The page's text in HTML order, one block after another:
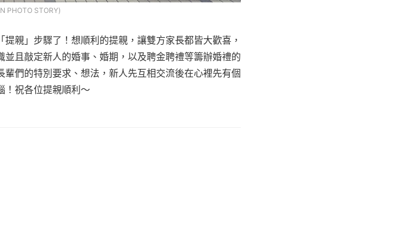
PHOTO STORY)
親」步驟了！想順利的提親，讓雙方家長都皆大歡喜，
且敲定新人的婚事、婚期，以及聘金聘禮等籌辦婚禮的
們的特別要求、想法，新人先互相交流後在心裡先有個
！祝各位提親順利～